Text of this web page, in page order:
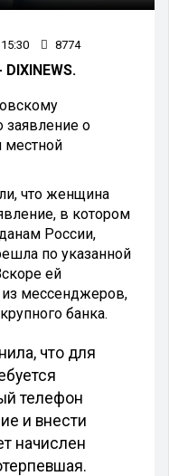
8774
заявление о
местной
что женщина
в котором
России,
по указанной
ей
мессенджеров,
банка.
что для
телефон
и внести
начислен